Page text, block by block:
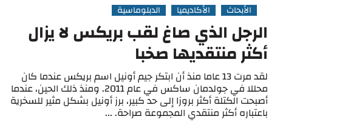
الأبحاث الأكاديميا الدبلوماسية
الرجل الذي صاغ لقب بريكس لا يزال
أكثر منتقديها صخبا
لقد مرت 13 عاما منذ أن ابتكر جيم أونيل اسم بريكس عندما كان
محللا في جولدمان ساكس في عام 2011. ومنذ ذلك الحين، عندما
أصبحت الكتلة أكثر بروزا إلى حد كبير، برز أونيل بشكل مثير للسخرية
باعتباره أكثر منتقدي المجموعة صراحة. ...